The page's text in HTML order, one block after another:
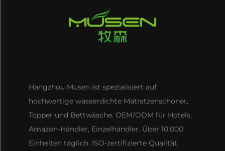
Hangzhou Musen ist spezialisiert auf
hochwertige wasserdichte Matratzenschoner,
Topper und Bettwäsche. OEM/ODM für Hotels,
Amazon-Händler, Einzelhändler. Über 10.000
Einheiten täglich. ISO-zertifizierte Qualität.